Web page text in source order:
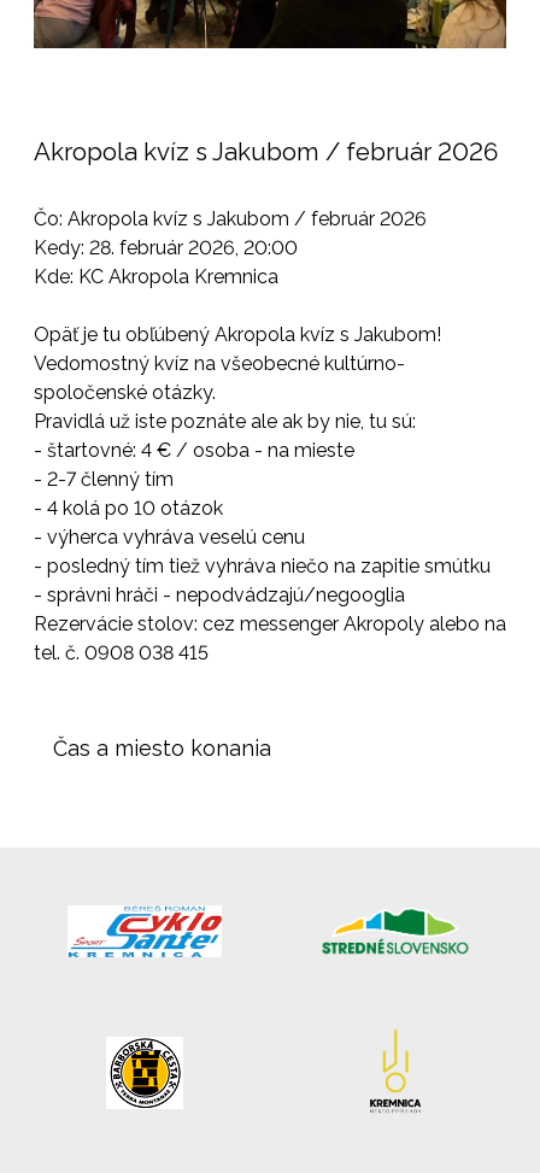
Akropola kvíz s Jakubom / február 2026
Čo: Akropola kvíz s Jakubom / február 2026
Kedy: 28. február 2026, 20:00
Kde: KC Akropola Kremnica
Opäť je tu obľúbený Akropola kvíz s Jakubom!
Vedomostný kvíz na všeobecné kultúrno-
spoločenské otázky.
Pravidlá už iste poznáte ale ak by nie, tu sú:
- štartovné: 4 € / osoba - na mieste
- 2-7 členný tím
- 4 kolá po 10 otázok
- výherca vyhráva veselú cenu
- posledný tím tiež vyhráva niečo na zapitie smútku
- správni hráči - nepodvádzajú/negooglia
Rezervácie stolov: cez messenger Akropoly alebo na
tel. č. 0908 038 415
Čas a miesto konania